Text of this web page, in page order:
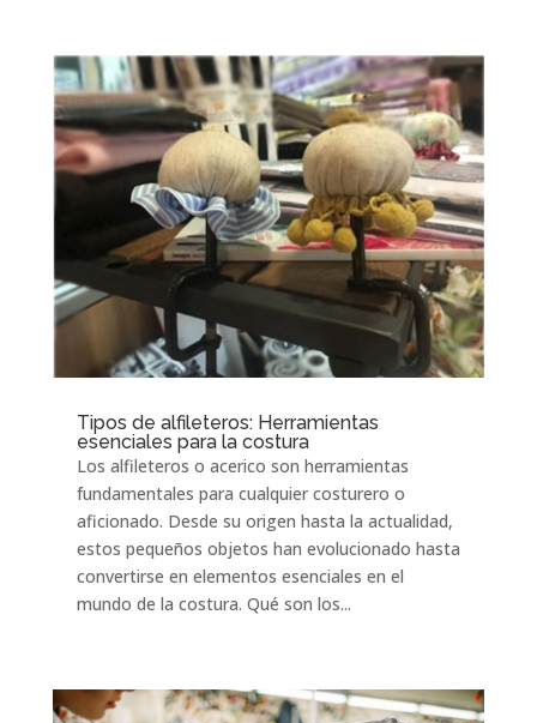
Tipos de alfileteros: Herramientas
esenciales para la costura
Los alfileteros o acerico son herramientas
fundamentales para cualquier costurero o
aficionado. Desde su origen hasta la actualidad,
estos pequeños objetos han evolucionado hasta
convertirse en elementos esenciales en el
mundo de la costura. Qué son los...